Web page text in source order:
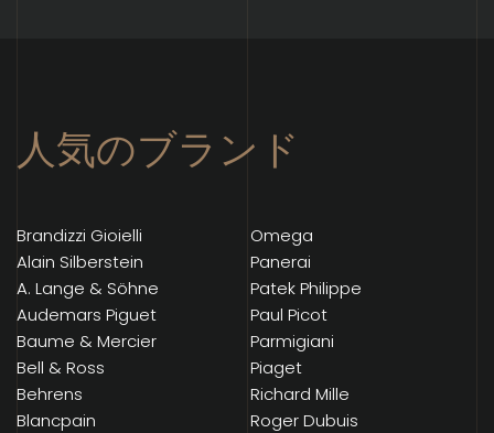
人気のブランド
Brandizzi Gioielli
Alain Silberstein
A. Lange & Söhne
Audemars Piguet
Baume & Mercier
Bell & Ross
Behrens
Blancpain
Omega
Panerai
Patek Philippe
Paul Picot
Parmigiani
Piaget
Richard Mille
Roger Dubuis